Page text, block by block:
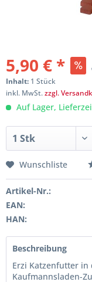
5,90 € *
Inhalt: 1 Stück
inkl. MwSt.zzgl.
Auf Lager,
Wunschliste
Artikel-Nr.:
EAN:
HAN:
Beschreibung
Erzi Katzenfutter in
Kaufmannsladen-